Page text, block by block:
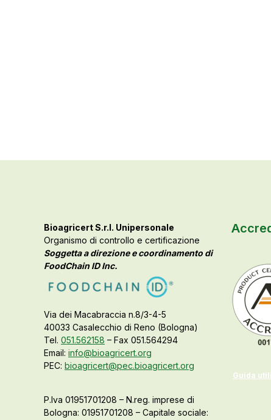
Bioagricert S.r.l. Unipersonale
Organismo di controllo e certificazione
Soggetta a direzione e coordinamento di
FoodChain ID Inc.
Via dei Macabraccia n.8/3-4-5
40033 Casalecchio di Reno (Bologna)
Tel. 051.562158 – Fax 051.564294
Email: info@bioagricert.org
PEC: bioagricert@pec.bioagricert.org
P.Iva 01951701208 – N.reg. imprese di
Bologna: 01951701208 – Capitale sociale:
Guida